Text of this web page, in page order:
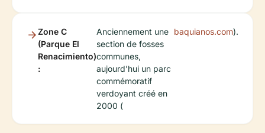
Zone C
(Parque El
Renacimiento)
:
Anciennement une
section de fosses
communes,
aujourd’hui un parc
commémoratif
verdoyant créé en
2000 (
baquianos.com).